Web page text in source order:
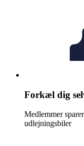
Forkæl dig
Medlemmer
udlejningsbiler